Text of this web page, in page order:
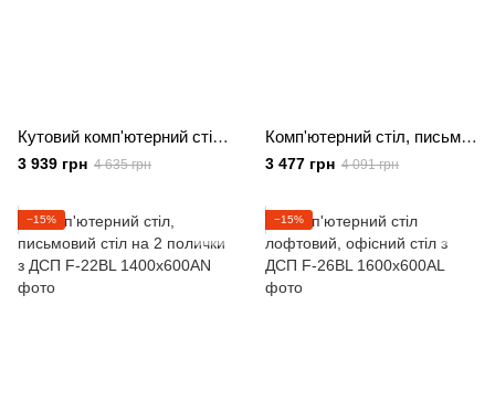
Кутовий комп'ютерний стіл зі стелажем на 10 комірок, офісний стіл з ДСП
3 939 грн 4 635 грн
Комп'ютерний стіл, письмовий стіл на 6 поличок з ДСП
3 477 грн 4 091 грн
−15% −15%